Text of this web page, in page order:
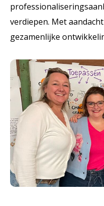
verdiepen. Met
gezamenlijke